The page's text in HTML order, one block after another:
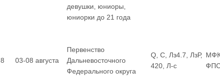
девушки, юниоры,
юниорки до 21 года
8 03-08 августа
Первенство
Дальневосточного
Федерального округа
Q, С, Лз4.7, ЛзР,
420, Л-с